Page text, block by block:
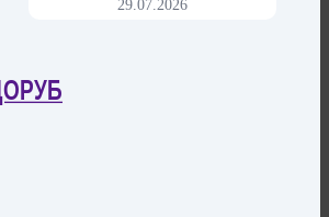
29.07.2026